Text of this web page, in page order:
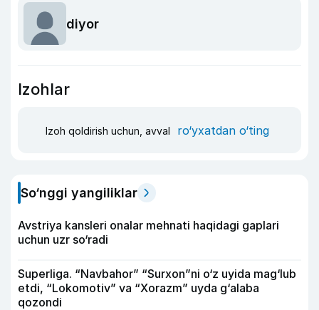
diyor
Izohlar
Izoh qoldirish uchun, avval ro‘yxatdan o‘ting
So‘nggi yangiliklar
Avstriya kansleri onalar mehnati haqidagi gaplari
uchun uzr so‘radi
Superliga. “Navbahor” “Surxon”ni o‘z uyida mag‘lub
etdi, “Lokomotiv” va “Xorazm” uyda g‘alaba
qozondi